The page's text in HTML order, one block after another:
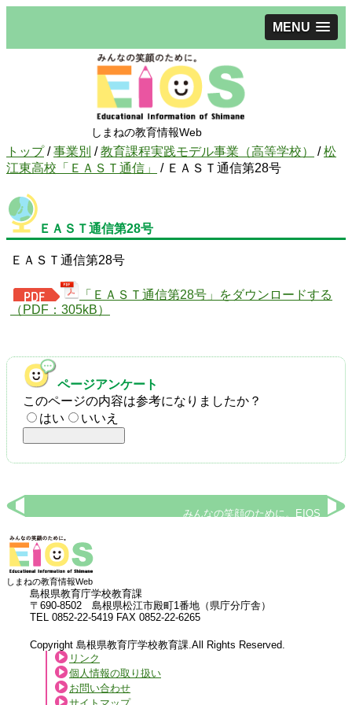
MENU
しまねの教育情報Web
現
在
位
置：
トップ/事業別 /教育課程実践モデル事業（高等学校） /松
江東高校「ＥＡＳＴ通信」
/ ＥＡＳＴ通信第28号
ＥＡＳＴ通信第28号
ＥＡＳＴ通信第28号
「ＥＡＳＴ通信第28号」をダウンロードする
（PDF：305kB）
ページアンケート
このページの内容は参考になりましたか？
はい
いいえ
みんなの笑顔のために。EIOS
しまねの教育情報Web
島根県教育庁学校教育課
〒690-8502 島根県松江市殿町1番地（県庁分庁舎）
TEL 0852-22-5419 FAX 0852-22-6265
Copyright 島根県教育庁学校教育課.All Rights Reserved.
リンク
個人情報の取り扱い
お問い合わせ